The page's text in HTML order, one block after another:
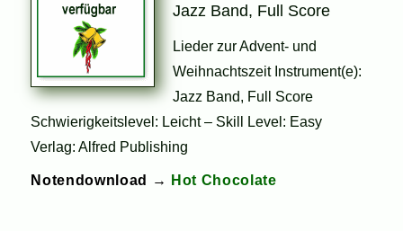
Jazz Band, Full Score
Lieder zur Advent- und
Weihnachtszeit Instrument(e):
Jazz Band, Full Score
Schwierigkeitslevel: Leicht – Skill Level: Easy
Verlag: Alfred Publishing
Notendownload → Hot Chocolate